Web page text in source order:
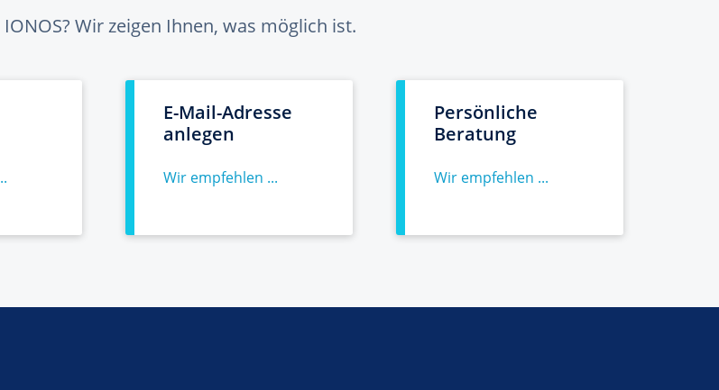
Wir zeigen Ihnen, was möglich ist.
E-Mail-Adresse
anlegen
Wir empfehlen ...
Persönliche
Beratung
Wir empfehlen ...